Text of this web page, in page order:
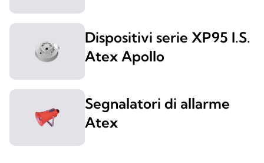
Dispositivi serie XP95 I.S.
Atex Apollo
Segnalatori di allarme
Atex